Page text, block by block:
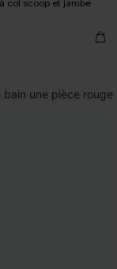
col scoop et jambe